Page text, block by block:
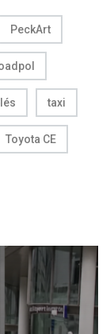
PeckArt
taxi
Toyota CE